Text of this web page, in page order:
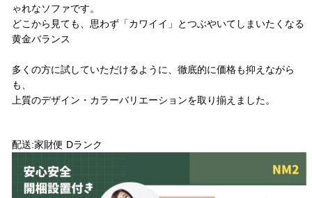
ゃれなソファです。
どこから見ても、思わず「カワイイ」とつぶやいてしまいたくなる
黄金バランス
多くの方に試していただけるように、徹底的に価格も抑えながら
も、
上質のデザイン・カラーバリエーションを取り揃えました。
配送:家財便 Dランク